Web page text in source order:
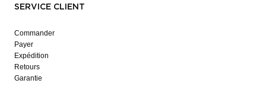
SERVICE CLIENT
Commander
Payer
Expédition
Retours
Garantie